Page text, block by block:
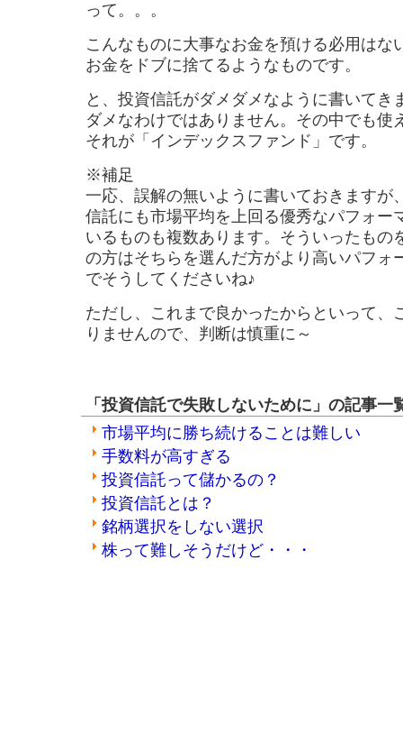
って。。。
こんなものに大事なお金を預ける必用はな
お金をドブに捨てるようなものです。
と、投資信託がダメダメなように書いてき
ダメなわけではありません。その中でも使
それが「インデックスファンド」です。
※補足
一応、誤解の無いように書いておきますが
信託にも市場平均を上回る優秀なパフォー
いるものも複数あります。そういったもの
の方はそちらを選んだ方がより高いパフォ
でそうしてくださいね♪
ただし、これまで良かったからといって、
りませんので、判断は慎重に～
「投資信託で失敗しないために」の記事一
市場平均に勝ち続けることは難しい
手数料が高すぎる
投資信託って儲かるの？
投資信託とは？
銘柄選択をしない選択
株って難しそうだけど・・・